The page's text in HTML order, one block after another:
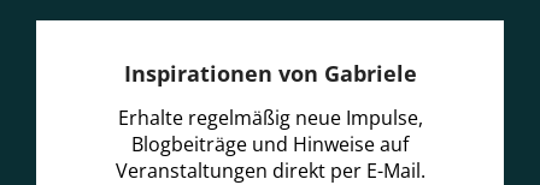
Inspirationen von Gabriele
Erhalte regelmäßig neue Impulse,
Blogbeiträge und Hinweise auf
Veranstaltungen direkt per E-Mail.